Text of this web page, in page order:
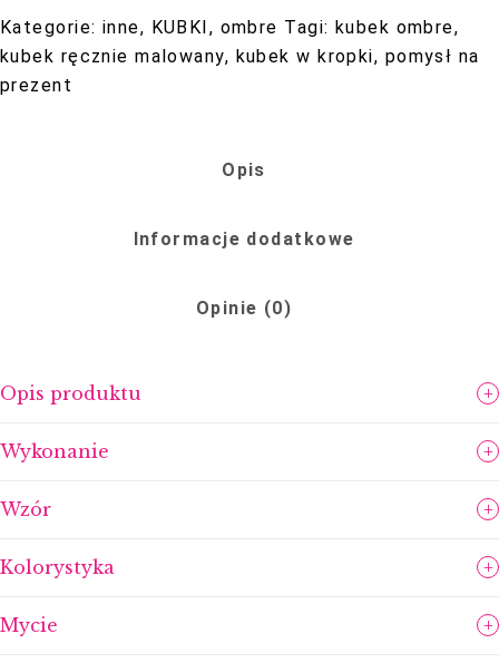
W
Kropkę
Kategorie: inne, KUBKI , ombre Tagi: kubek ombre,
kubek ręcznie malowany, kubek w kropki, pomysł na
prezent
Opis
Informacje dodatkowe
Opinie (0)
Opis produktu
Wykonanie
Wzór
Kolorystyka
Mycie